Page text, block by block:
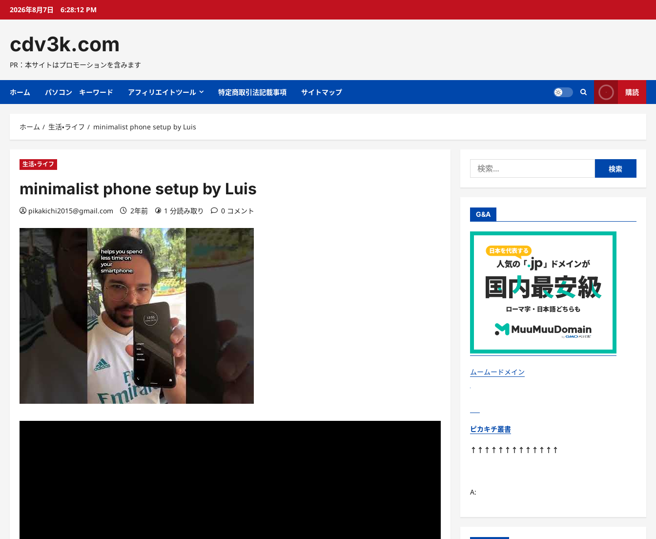
プ
2026年8月7日 6:28:13 PM
cdv3k.com
PR：本サイトはプロモーションを含みます
ホーム パソコン キーワード アフィリエイトツール 特定商取引法記載事項 サイトマップ 購読
ホーム 生活・ライフ minimalist phone setup by Luis
生活・ライフ
minimalist phone setup by Luis
pikakichi2015@gmail.com 2年前 1 分読み取り 0 コメント
索:
G&A
ムームードメイン
ピカキチ叢書
↑↑↑↑↑↑↑↑↑↑↑↑↑
A: